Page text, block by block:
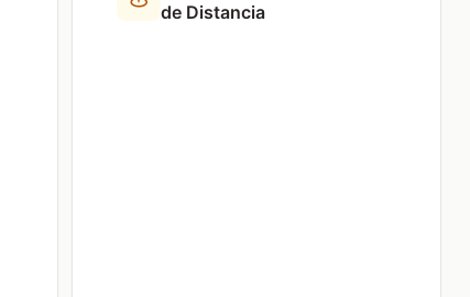
de Distancia